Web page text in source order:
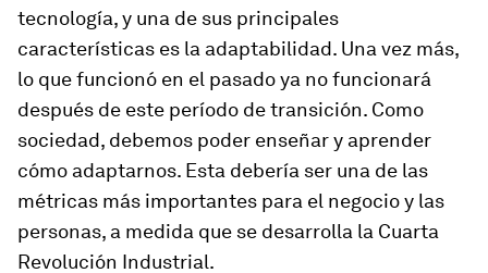
tecnología, y una de sus principales
características es la adaptabilidad. Una vez más,
lo que funcionó en el pasado ya no funcionará
después de este período de transición. Como
sociedad, debemos poder enseñar y aprender
cómo adaptarnos. Esta debería ser una de las
métricas más importantes para el negocio y las
personas, a medida que se desarrolla la Cuarta
Revolución Industrial.